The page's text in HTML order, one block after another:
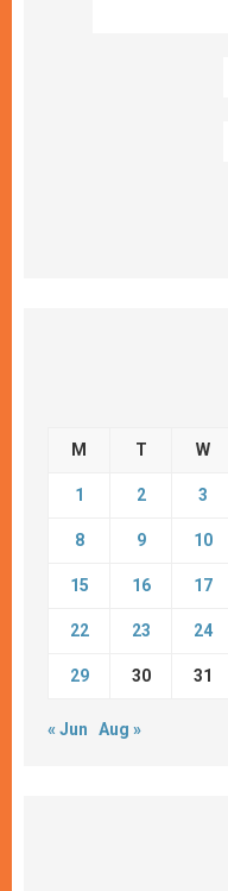
M T W
1 2 3
8 9 10
15 16 17
22 23 24
29 30 31
« Jun Aug »